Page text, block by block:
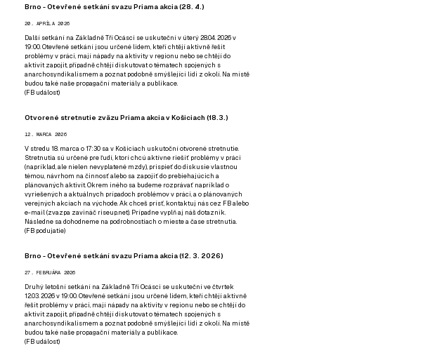
Brno - Otevřené setkání svazu Priama akcia (28. 4.)
20. APRÍLA 2026
Další setkání na Základně Tři Ocásci se uskuteční v úterý 28.04. 2026 v
19:00. Otevřené setkání jsou určené lidem, kteří chtějí aktivně řešit
problémy v práci, mají nápady na aktivity v regionu nebo se chtějí do
aktivit zapojit, případně chtějí diskutovat o tématech spojených s
anarchosyndikalismem a poznat podobně smýšlející lidi z okolí. Na místě
budou také naše propagační materiály a publikace.
(FB událost)
Otvorené stretnutie zväzu Priama akcia v Košiciach (18.3.)
12. MARCA 2026
V stredu 18. marca o 17:30 sa v Košiciach uskutoční otvorené stretnutie.
Stretnutia sú určené pre ľudí, ktorí chcú aktívne riešiť problémy v práci
(napríklad, ale nielen nevyplatené mzdy), prispieť do diskusie vlastnou
témou, návrhom na činnosť alebo sa zapojiť do prebiehajúcich a
plánovaných aktivít. Okrem iného sa budeme rozprávať napríklad o
vyriešených a aktuálnych prípadoch problémov v práci, a o plánovaných
verejných akciach na východe. Ak chceš prísť, kontaktuj nás cez FBalebo
e-mail (zvazpa zavináč riseup.net). Prípadnevyplň aj náš dotazník.
Následne sa dohodneme na podrobnostiach o mieste a čase stretnutia.
(FB podujatie)
Brno - Otevřené setkání svazu Priama akcia (12. 3. 2026)
27. FEBRUÁRA 2026
Druhý letošní setkání na Základně Tři Ocásci se uskuteční ve čtvrtek
12.03. 2026 v 19:00. Otevřené setkání jsou určené lidem, kteří chtějí aktivně
řešit problémy v práci, mají nápady na aktivity v regionu nebo se chtějí do
aktivit zapojit, případně chtějí diskutovat o tématech spojených s
anarchosyndikalismem a poznat podobně smýšlející lidi z okolí. Na místě
budou také naše propagační materiály a publikace.
(FB událost)